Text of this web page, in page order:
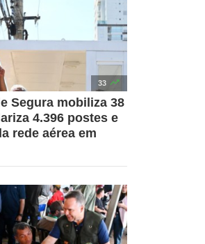
33 
Segura mobiliza 38
4.396 postes e
rede aérea em